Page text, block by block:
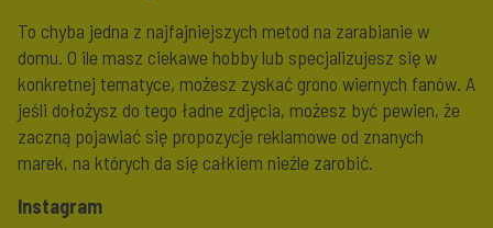
To chyba jedna z najfajniejszych metod na zarabianie w
domu. O ile masz ciekawe hobby lub specjalizujesz się w
konkretnej tematyce, możesz zyskać grono wiernych fanów. A
jeśli dołożysz do tego ładne zdjęcia, możesz być pewien, że
zaczną pojawiać się propozycje reklamowe od znanych
marek, na których da się całkiem nieźle zarobić.
Instagram